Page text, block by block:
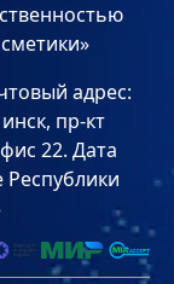
адрес:
пр-кт
22. Дата
Республики